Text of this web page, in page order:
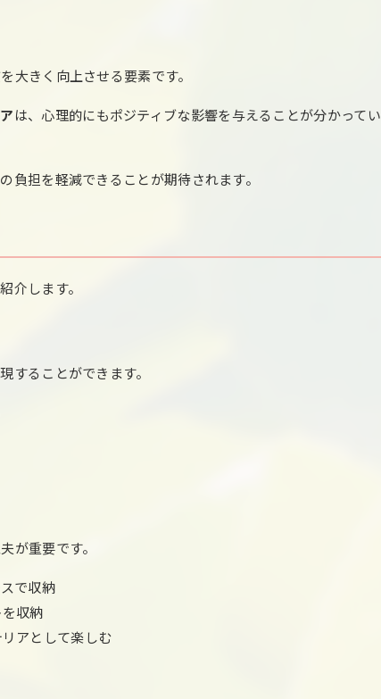
大きく向上させる要素です。
は、心理的にもポジティブな影響を与えることが分かってい
負担を軽減できることが期待されます。
介します。
することができます。
が重要です。
で収納
収納
アとして楽しむ